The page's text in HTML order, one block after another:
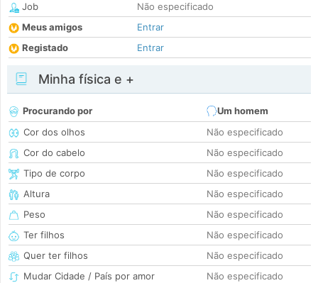
Job
Não especificado
Meus amigos
Entrar
Registado
Entrar
Minha física e +
Procurando por
Um homem
Cor dos olhos
Não especificado
Cor do cabelo
Não especificado
Tipo de corpo
Não especificado
Altura
Não especificado
Peso
Não especificado
Ter filhos
Não especificado
Quer ter filhos
Não especificado
Mudar Cidade / País por amor
Não especificado